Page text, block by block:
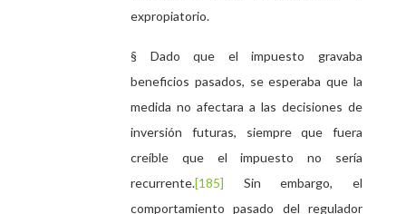
expropiatorio.
§ Dado que el impuesto gravaba
beneficios pasados, se esperaba que la
medida no afectara a las decisiones de
inversión futuras, siempre que fuera
creíble que el impuesto no sería
recurrente.[185]
Sin embargo, el
comportamiento pasado del regulador